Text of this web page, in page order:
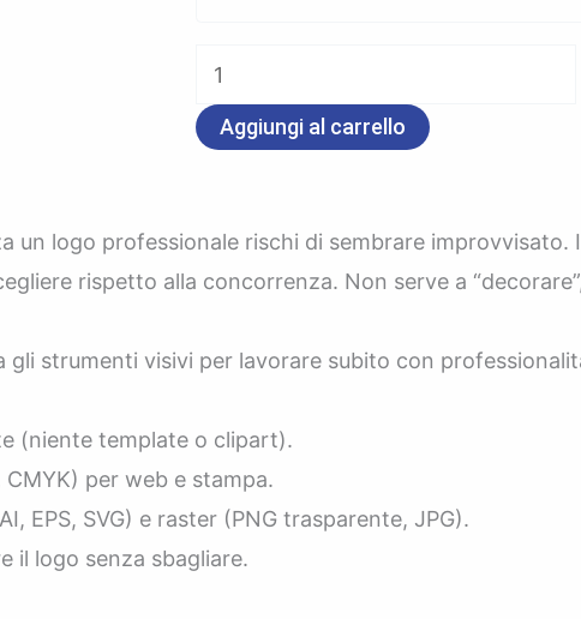
Aggiungi al carrello
un logo professionale rischi di sembrare
rispetto alla concorrenza. Non serve a
strumenti visivi per lavorare subito con
(niente template o clipart).
CMYK) per web e stampa.
EPS, SVG) e raster (PNG trasparente, JPG).
il logo senza sbagliare.